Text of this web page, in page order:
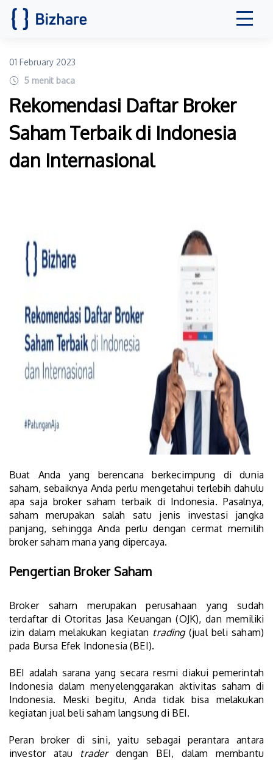
01 February 2023
5 menit baca
Rekomendasi Daftar Broker
Saham Terbaik di Indonesia
dan Internasional
Buat Anda yang berencana berkecimpung di dunia
saham, sebaiknya Anda perlu mengetahui terlebih dahulu
apa saja broker saham terbaik di Indonesia. Pasalnya,
saham merupakan salah satu jenis investasi jangka
panjang, sehingga Anda perlu dengan cermat memilih
broker saham mana yang dipercaya.
Pengertian Broker Saham
Broker saham merupakan perusahaan yang sudah
terdaftar di Otoritas Jasa Keuangan (OJK), dan memiliki
izin dalam melakukan kegiatan trading(jual beli saham)
pada Bursa Efek Indonesia (BEI).
BEI adalah sarana yang secara resmi diakui pemerintah
Indonesia dalam menyelenggarakan aktivitas saham di
Indonesia. Meski begitu, Anda tidak bisa melakukan
kegiatan jual beli saham langsung di BEI.
Peran broker di sini, yaitu sebagai perantara antara
investor atau trader dengan BEI, dalam membantu